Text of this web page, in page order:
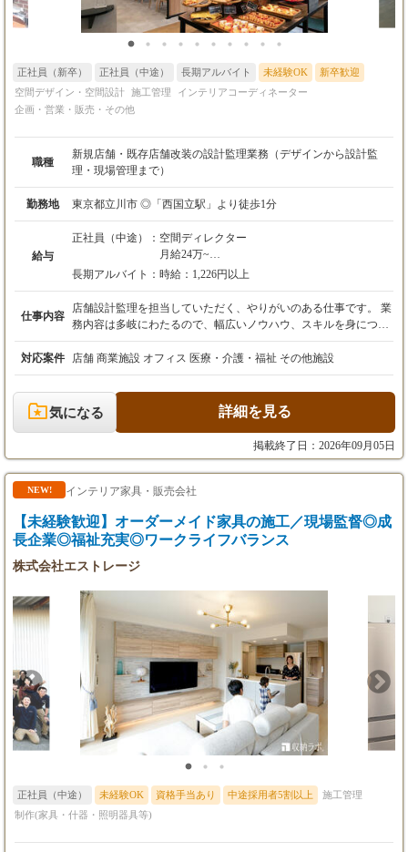
正社員（新卒） 正社員（中途） 長期アルバイト 未経験OK
新卒歓迎
空間デザイン・空間設計 施工管理
インテリアコーディネーター
企画・営業・販売・その他
職種
新規店舗・既存店舗改装の設計監理業務（デザインから設計監
理・現場管理まで）
勤務地 東京都立川市 ◎「西国立駅」より徒歩1分
給与
正社員（中途）： 空間ディレクター
月給24万~
社会保険、雇用保険、労働保険完備
出張手当、残業手当あり
※能力、経験により応相談
長期アルバイト： 時給：1,226円以上
仕事内容
店舗設計監理を担当していただく、やりがいのある仕事です。 業
務内容は多岐にわたるので、幅広いノウハウ、スキルを身につけ
ることが出来ます。 引渡まで管理しますので、お客様の喜ぶ姿、
ありがとうの言葉は、感動ものです。 社内外を問わず、こまめに
コミュニケーションを取ることを大切にし、 スタッフ年齢も近
く、なんでも相談に乗ってくれる、面倒見のよい先輩がいる職場
です。 仕事内容 ［打ち合わせ］ お客様と細かい案件の打ち合わ
せ。 要望や金額などを、ヒアリングします。 案件によって企画
を考え、お客様に提案をすることもあります。 ▼ [見積作成] 打
ち合わせした内容をもとに見積もりを作成し、お送りします。 ▼
[準備] 受注がきまったら、店舗づくりの準備をします。 工期のス
ケジュールを決めたり、協力業者の選定をします。 ▼ [店舗づく
管理などを行います。 随時、協力業者へ指示を出すこともありま
す。 ▼ [完成・納品] 納期に合わせ、お客様へ納品します。 自分
く姿を 見ることが喜びです。 上記内容で、役割分担を行い担当
月ほどで完成となります。 □時期にもよりますが、3～5件の案件
を動かしていきます。 □案件は都内を中心に一都三県がメイン。
ご連絡お待ちしております。
対応案件 店舗 商業施設 オフィス 医療・介護・福祉 その他施設
気になる 詳細を見る
掲載終了日：2026年09月05日
NEW! インテリア家具・販売会社
【未経験歓迎】オーダーメイド家具の施工／現場監督◎成
長企業◎福祉充実◎ワークライフバランス
株式会社エストレージ
正社員（中途） 未経験OK 資格手当あり 中途採用者5割以上
施工管理
制作(家具・什器・照明器具等)